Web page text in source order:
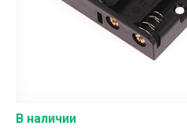
В наличии